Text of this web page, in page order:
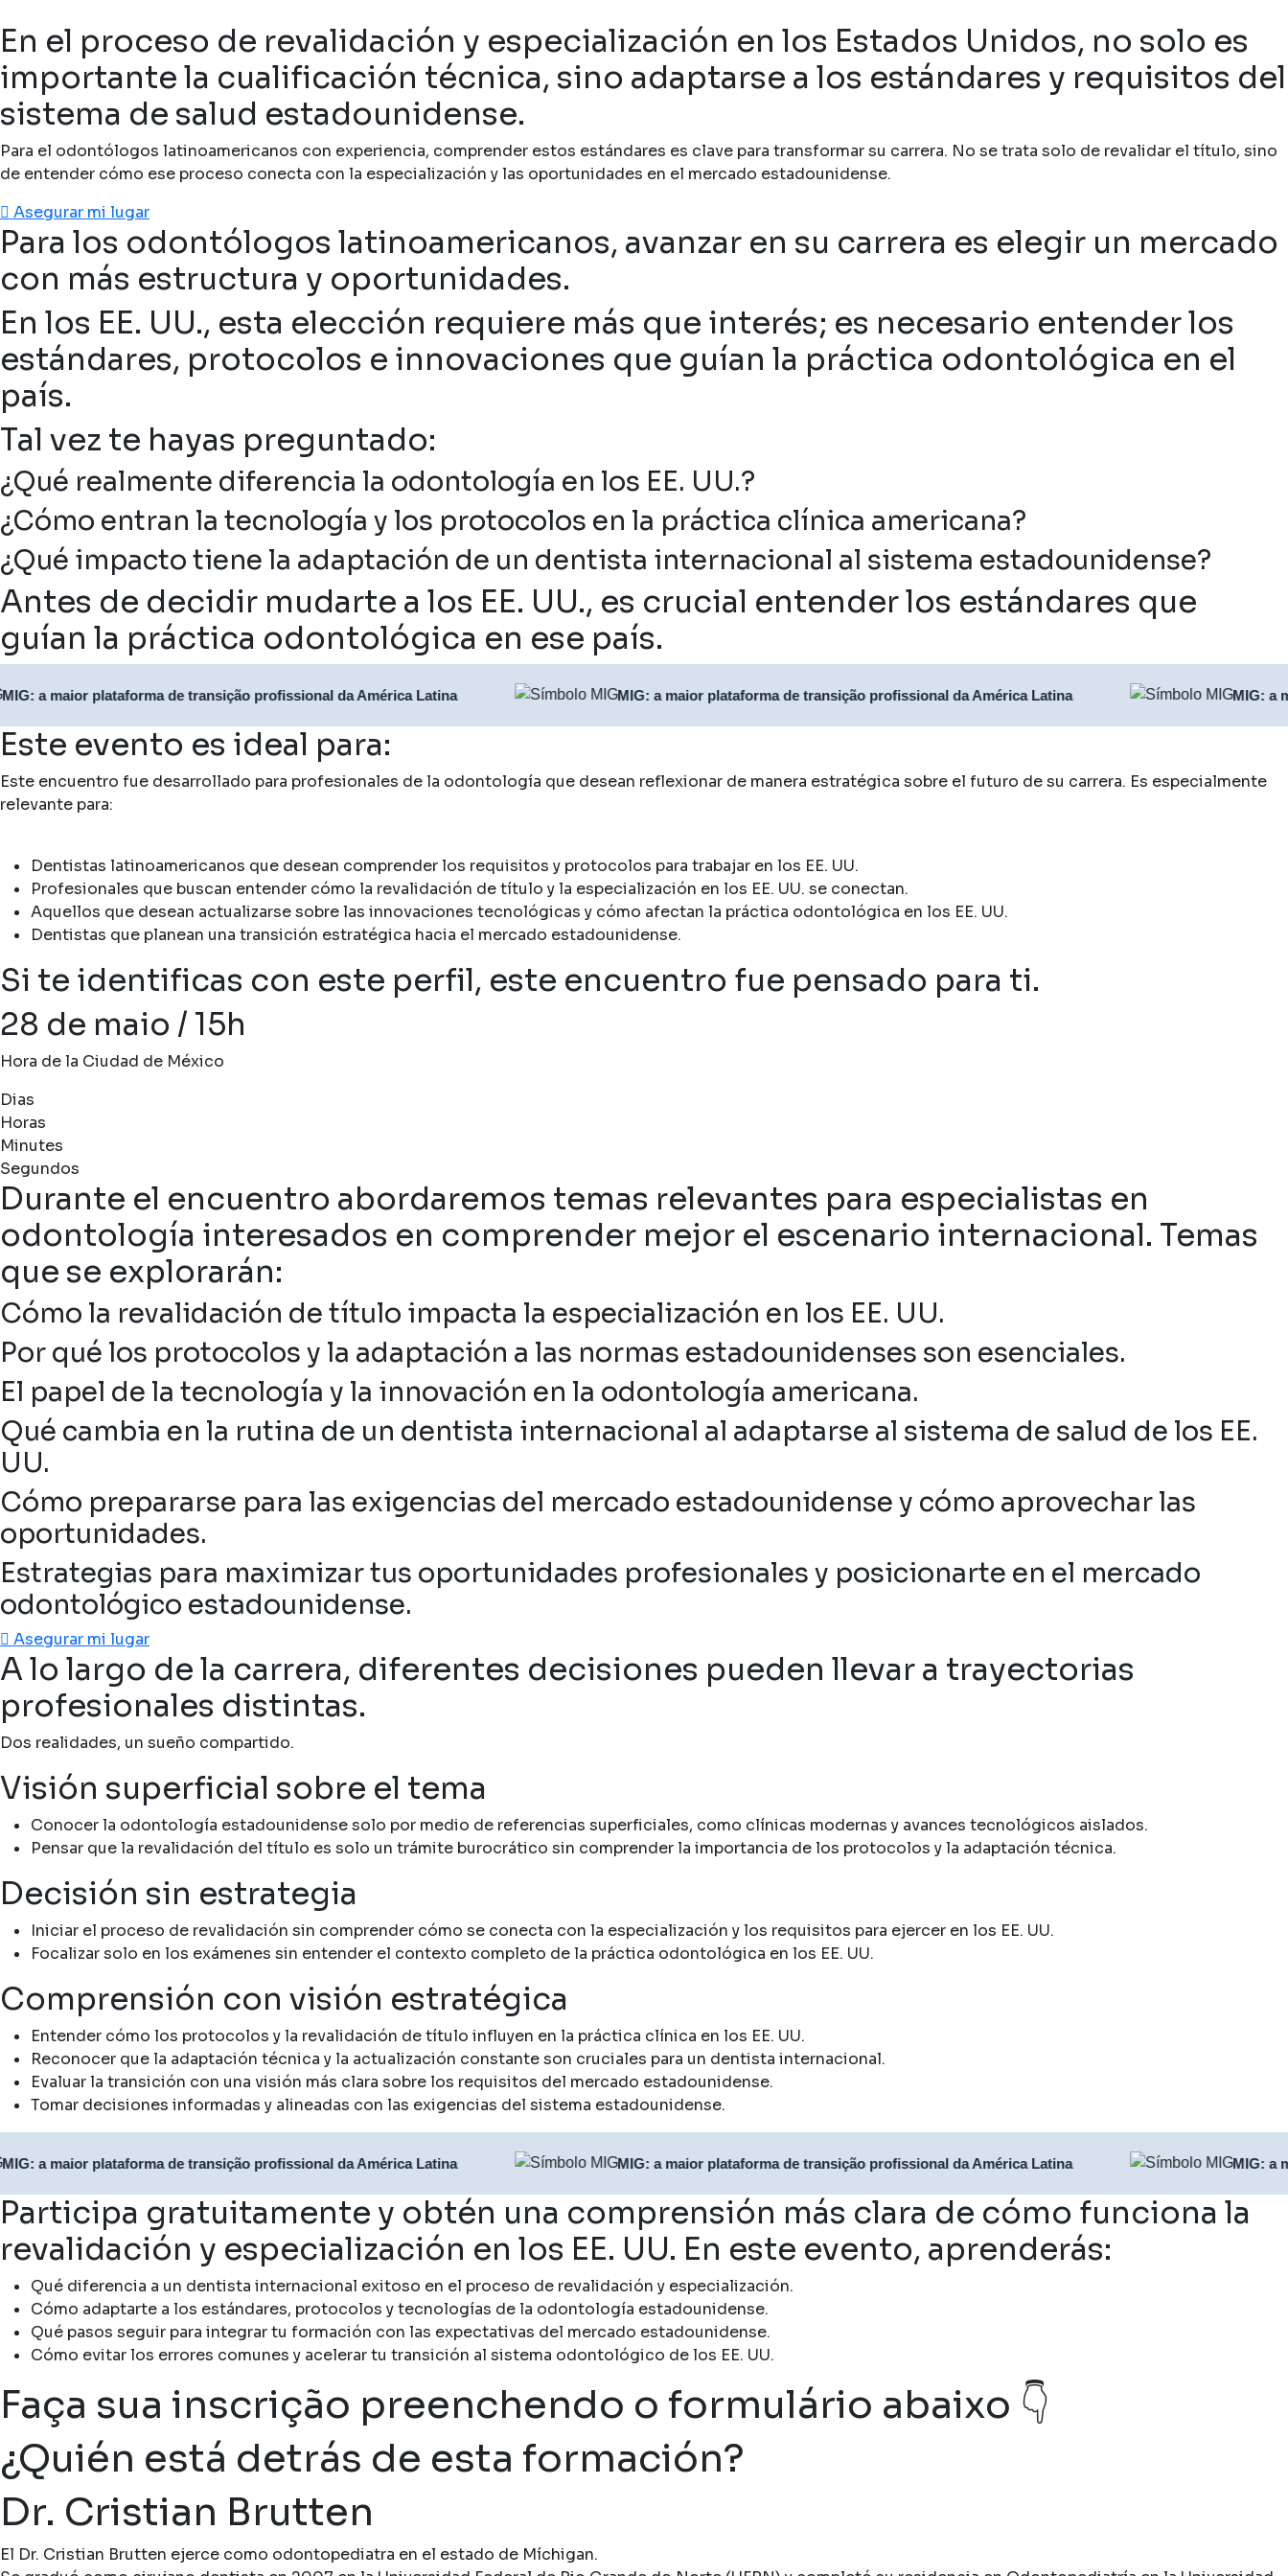
En el proceso de revalidación y especialización en los Estados Unidos, no solo es
importante la cualificación técnica, sino adaptarse a los estándares y requisitos del
sistema de salud estadounidense.
Para el odontólogos latinoamericanos con experiencia, comprender estos estándares es clave para transformar su carrera. No se trata solo de revalidar el título, sino
de entender cómo ese proceso conecta con la especialización y las oportunidades en el mercado estadounidense.
Asegurar mi lugar
Para los odontólogos latinoamericanos, avanzar en su carrera es elegir un mercado
con más estructura y oportunidades.
En los EE. UU., esta elección requiere más que interés; es necesario entender los
estándares, protocolos e innovaciones que guían la práctica odontológica en el
país.
Tal vez te hayas preguntado:
¿Qué realmente diferencia la odontología en los EE. UU.?
¿Cómo entran la tecnología y los protocolos en la práctica clínica americana?
¿Qué impacto tiene la adaptación de un dentista internacional al sistema estadounidense?
Antes de decidir mudarte a los EE. UU., es crucial entender los estándares que
guían la práctica odontológica en ese país.
plataforma de transição profissional da América Latina MIG: a maior plataforma de transição profissional da América Latina MIG: a maior
Este evento es ideal para:
Este encuentro fue desarrollado para profesionales de la odontología que desean reflexionar de manera estratégica sobre el futuro de su carrera. Es especialmente
relevante para:
Dentistas latinoamericanos que desean comprender los requisitos y protocolos para trabajar en los EE. UU.
Profesionales que buscan entender cómo la revalidación de título y la especialización en los EE. UU. se conectan.
Aquellos que desean actualizarse sobre las innovaciones tecnológicas y cómo afectan la práctica odontológica en los EE. UU.
Dentistas que planean una transición estratégica hacia el mercado estadounidense.
Si te identificas con este perfil, este encuentro fue pensado para ti.
28 de maio / 15h
Hora de la Ciudad de México
Dias
Horas
Minutes
Segundos
Durante el encuentro abordaremos temas relevantes para especialistas en
odontología interesados en comprender mejor el escenario internacional. Temas
que se explorarán:
Cómo la revalidación de título impacta la especialización en los EE. UU.
Por qué los protocolos y la adaptación a las normas estadounidenses son esenciales.
El papel de la tecnología y la innovación en la odontología americana.
Qué cambia en la rutina de un dentista internacional al adaptarse al sistema de salud de los EE.
UU.
Cómo prepararse para las exigencias del mercado estadounidense y cómo aprovechar las
oportunidades.
Estrategias para maximizar tus oportunidades profesionales y posicionarte en el mercado
odontológico estadounidense.
Asegurar mi lugar
A lo largo de la carrera, diferentes decisiones pueden llevar a trayectorias
profesionales distintas.
Dos realidades, un sueño compartido.
Visión superficial sobre el tema
Conocer la odontología estadounidense solo por medio de referencias superficiales, como clínicas modernas y avances tecnológicos aislados.
Pensar que la revalidación del título es solo un trámite burocrático sin comprender la importancia de los protocolos y la adaptación técnica.
Decisión sin estrategia
Iniciar el proceso de revalidación sin comprender cómo se conecta con la especialización y los requisitos para ejercer en los EE. UU.
Focalizar solo en los exámenes sin entender el contexto completo de la práctica odontológica en los EE. UU.
Comprensión con visión estratégica
Entender cómo los protocolos y la revalidación de título influyen en la práctica clínica en los EE. UU.
Reconocer que la adaptación técnica y la actualización constante son cruciales para un dentista internacional.
Evaluar la transición con una visión más clara sobre los requisitos del mercado estadounidense.
Tomar decisiones informadas y alineadas con las exigencias del sistema estadounidense.
plataforma de transição profissional da América Latina MIG: a maior plataforma de transição profissional da América Latina MIG: a maior
Participa gratuitamente y obtén una comprensión más clara de cómo funciona la
revalidación y especialización en los EE. UU. En este evento, aprenderás:
Qué diferencia a un dentista internacional exitoso en el proceso de revalidación y especialización.
Cómo adaptarte a los estándares, protocolos y tecnologías de la odontología estadounidense.
Qué pasos seguir para integrar tu formación con las expectativas del mercado estadounidense.
Cómo evitar los errores comunes y acelerar tu transición al sistema odontológico de los EE. UU.
Faça sua inscrição preenchendo o formulário abaixo 👇
¿Quién está detrás de esta formación?
Dr. Cristian Brutten
El Dr. Cristian Brutten ejerce como odontopediatra en el estado de Míchigan.